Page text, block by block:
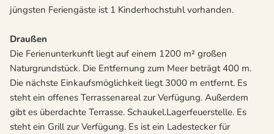
jüngsten Feriengäste ist 1 Kinderhochstuhl vorhanden.
Draußen
Die Ferienunterkunft liegt auf einem 1200 m² großen
Naturgrundstück. Die Entfernung zum Meer beträgt 400 m.
Die nächste Einkaufsmöglichkeit liegt 3000 m entfernt. Es
steht ein offenes Terrassenareal zur Verfügung. Außerdem
gibt es überdachte Terrasse. Schaukel.Lagerfeuerstelle. Es
steht ein Grill zur Verfügung. Es ist ein Ladestecker für